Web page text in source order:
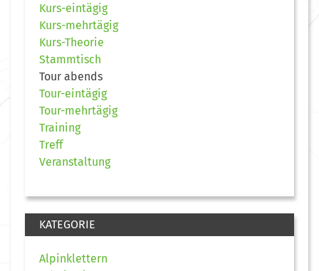
Kurs-eintägig
Kurs-mehrtägig
Kurs-Theorie
Stammtisch
Tour abends
Tour-eintägig
Tour-mehrtägig
Training
Treff
Veranstaltung
KATEGORIE
Alpinklettern